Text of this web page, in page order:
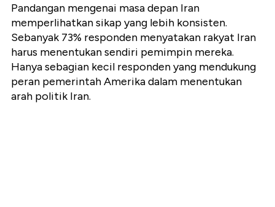
Pandangan mengenai masa depan Iran
memperlihatkan sikap yang lebih konsisten.
Sebanyak 73% responden menyatakan rakyat Iran
harus menentukan sendiri pemimpin mereka.
Hanya sebagian kecil responden yang mendukung
peran pemerintah Amerika dalam menentukan
arah politik Iran.